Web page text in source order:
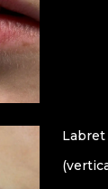
Labret